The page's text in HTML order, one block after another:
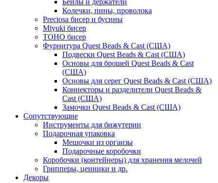
Бейлы и держатели
Колечки, пины, проволока
Preciosa бисер и бусины
Miyuki бисер
TOHO бисер
Фурнитура Quest Beads & Cast (США)
Подвески Quest Beads & Cast (США)
Основы для брошей Quest Beads & Cast
(США)
Основы для серег Quest Beads & Cast (США)
Коннекторы и разделители Quest Beads &
Cast (США)
Замочки Quest Beads & Cast (США)
Сопутствующие
Инструменты для бижутерии
Подарочная упаковка
Мешочки из органзы
Подарочные коробочки
Коробочки (контейнеры) для хранения мелочей
Грипперы, ценники и др.
Декоры